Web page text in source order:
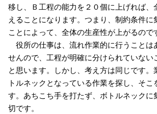
移し、Ｂ工程の能力を２０個に上げれば、
えることになります。つまり、制約条件に
ことによって、全体の生産性が上がるので
役所の仕事は、流れ作業的に行うことは
せんので、工程が明確に分けられていない
と思います。しかし、考え方は同じです。
トルネックとなっている作業を探し、そこ
す。あちこち手を打たず、ボトルネックに
切です。